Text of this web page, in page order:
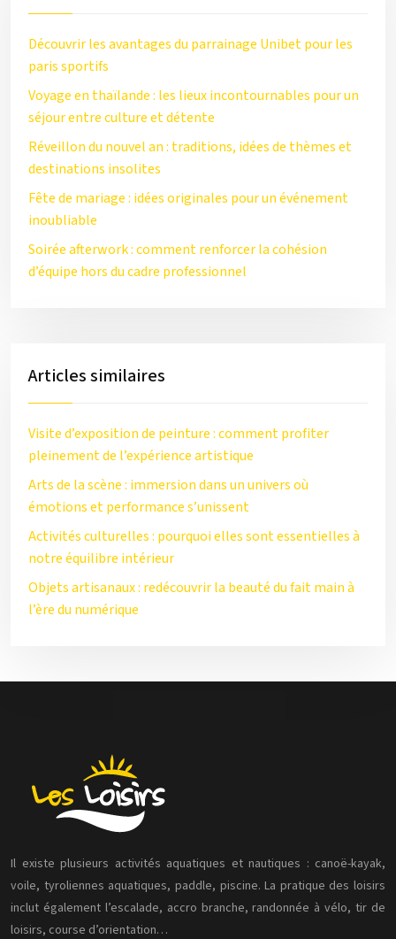
Découvrir les avantages du parrainage Unibet pour les
paris sportifs
Voyage en thaïlande : les lieux incontournables pour un
séjour entre culture et détente
Réveillon du nouvel an : traditions, idées de thèmes et
destinations insolites
Fête de mariage : idées originales pour un événement
inoubliable
Soirée afterwork : comment renforcer la cohésion
d’équipe hors du cadre professionnel
Articles similaires
Visite d’exposition de peinture : comment profiter
pleinement de l’expérience artistique
Arts de la scène : immersion dans un univers où
émotions et performance s’unissent
Activités culturelles : pourquoi elles sont essentielles à
notre équilibre intérieur
Objets artisanaux : redécouvrir la beauté du fait main à
l’ère du numérique
Il existe plusieurs activités aquatiques et nautiques : canoë-kayak,
voile, tyroliennes aquatiques, paddle, piscine. La pratique des loisirs
inclut également l’escalade, accro branche, randonnée à vélo, tir de
loisirs, course d’orientation…